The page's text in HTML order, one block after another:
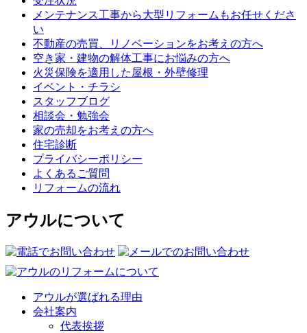
メンテナンス工事から大型リフォームもお任せくださ
い
不動産の売買、リノベーションをお考えの方へ
空き家・建物の解体工事にお悩みの方へ
火災保険を適用した屋根・外壁修理
イベント・チラシ
スタッフブログ
相談会・勉強会
家の売却をお考えの方へ
住宅診断
プライバシーポリシー
よくあるご質問
リフォームの流れ
アウルについて
アウルが選ばれる理由
会社案内
代表挨拶